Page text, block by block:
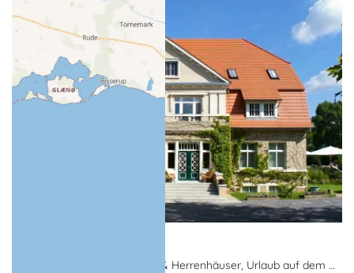
Hotel, Herrenhaus, Guts- & Herrenhäuser, Urlaub auf dem Lande